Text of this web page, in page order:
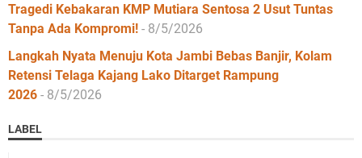
Tragedi Kebakaran KMP Mutiara Sentosa 2 Usut Tuntas
Tanpa Ada Kompromi! - 8/5/2026
Langkah Nyata Menuju Kota Jambi Bebas Banjir, Kolam
Retensi Telaga Kajang Lako Ditarget Rampung
2026 - 8/5/2026
LABEL